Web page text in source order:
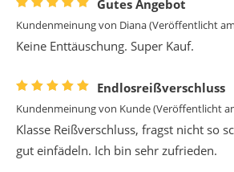
Gutes Angebot
Kundenmeinung von Diana(Veröffentlicht am
Keine Enttäuschung. Super Kauf.
Endlosreißverschluss
Kundenmeinung von Kunde(Veröffentlicht
Klasse Reißverschluss, fragst nicht so
gut einfädeln. Ich bin sehr zufrieden.